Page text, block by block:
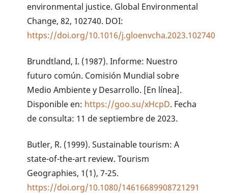
environmental justice. Global Environmental
Change, 82, 102740. DOI:
https://doi.org/10.1016/j.gloenvcha.2023.102740
Brundtland, I. (1987). Informe: Nuestro
futuro común. Comisión Mundial sobre
Medio Ambiente y Desarrollo. [En línea].
Disponible en: https://goo.su/xHcpD. Fecha
de consulta: 11 de septiembre de 2023.
Butler, R. (1999). Sustainable tourism: A
state-of-the-art review. Tourism
Geographies, 1(1), 7-25.
https://doi.org/10.1080/14616689908721291